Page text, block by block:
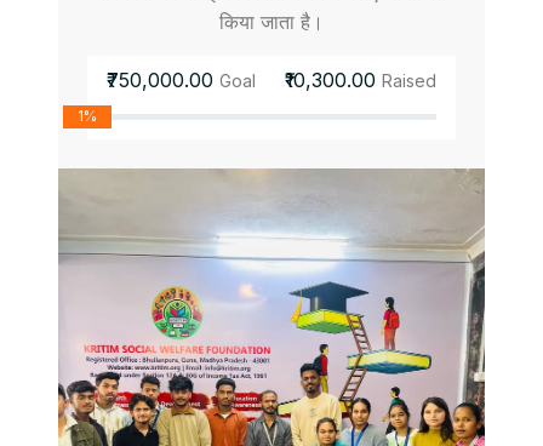
किया जाता है।
₹750,000.00 Goal ₹10,300.00 Raised
1%